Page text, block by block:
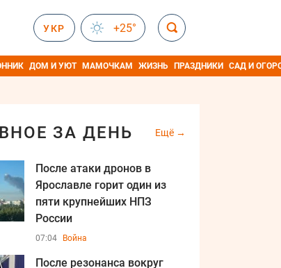
УКР +25°
ДОМ И УЮТ МАМОЧКАМ ЖИЗНЬ ПРАЗДНИКИ САД И
ЗА ДЕНЬ Ещё
После атаки дронов в
Ярославле горит один из
пяти крупнейших НПЗ
России
07:04 Война
После резонанса вокруг